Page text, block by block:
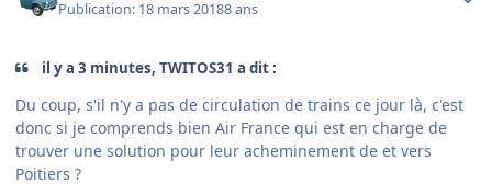
Publication: 18 mars 20188 ans
il y a 3 minutes, TWITOS31 a dit :
Du coup, s'il n'y a pas de circulation de trains ce jour là, c'est
donc si je comprends bien Air France qui est en charge de
trouver une solution pour leur acheminement de et vers
Poitiers ?